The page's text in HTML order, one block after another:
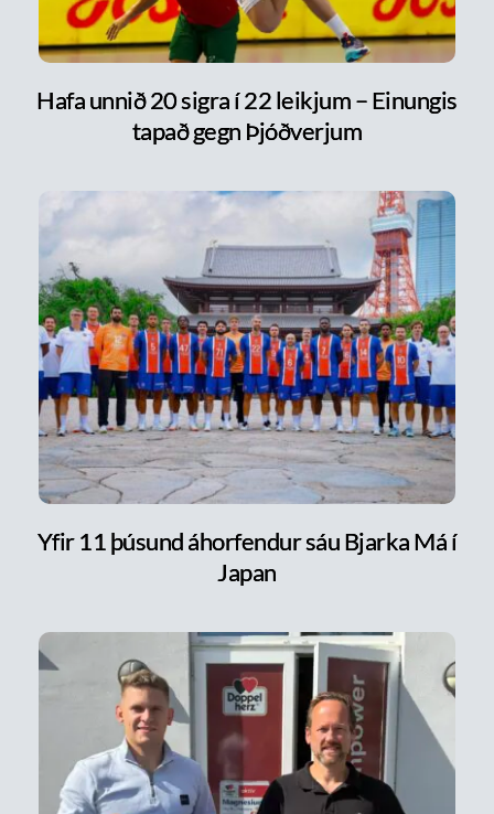
Hafa unnið 20 sigra í 22 leikjum – Einungis
tapað gegn Þjóðverjum
Yfir 11 þúsund áhorfendur sáu Bjarka Má í
Japan